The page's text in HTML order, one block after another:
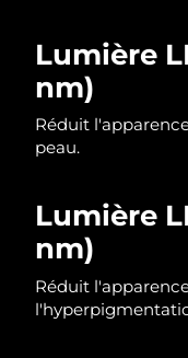
Lumière
nm)
Réduit
peau.
Lumière
nm)
Réduit
Slovaquie
Slovénie
Corée du Sud
Espagne
Suède